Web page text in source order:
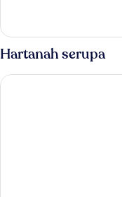
Randomly
Assigned)
of
House
(Room
Type
Randomly
Hartanah serupa
Busan Business Hotel